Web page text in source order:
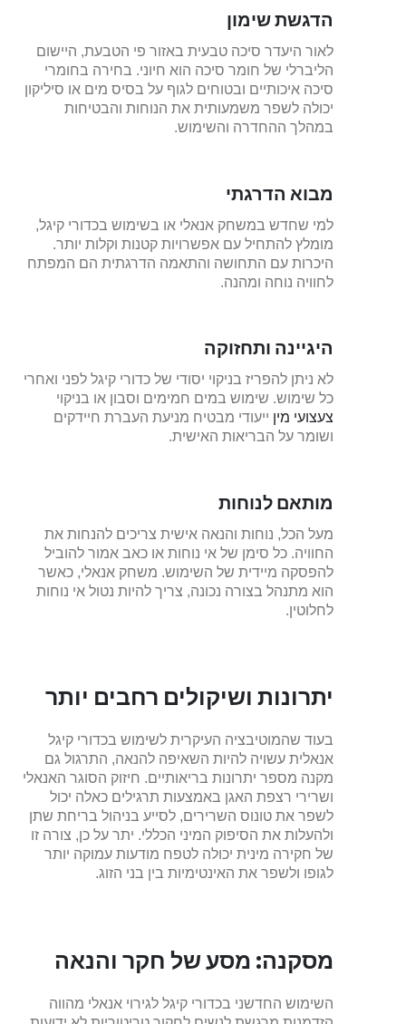
הדגשת שימון
לאור היעדר סיכה טבעית באזור פי הטבעת, היישום
הליברלי של חומר סיכה הוא חיוני. בחירה בחומרי
סיכה איכותיים ובטוחים לגוף על בסיס מים או סיליקון
יכולה לשפר משמעותית את הנוחות והבטיחות
במהלך ההחדרה והשימוש.
מבוא הדרגתי
למי שחדש במשחק אנאלי או בשימוש בכדורי קיגל,
מומלץ להתחיל עם אפשרויות קטנות וקלות יותר.
היכרות עם התחושה והתאמה הדרגתית הם המפתח
לחוויה נוחה ומהנה.
היגיינה ותחזוקה
לא ניתן להפריז בניקוי יסודי של כדורי קיגל לפני ואחרי
כל שימוש. שימוש במים חמימים וסבון או בניקוי
צעצועי מין ייעודי מבטיח מניעת העברת חיידקים
ושומר על הבריאות האישית.
מותאם לנוחות
מעל הכל, נוחות והנאה אישית צריכים להנחות את
החוויה. כל סימן של אי נוחות או כאב אמור להוביל
להפסקה מיידית של השימוש. משחק אנאלי, כאשר
הוא מתנהל בצורה נכונה, צריך להיות נטול אי נוחות
לחלוטין.
יתרונות ושיקולים רחבים יותר
בעוד שהמוטיבציה העיקרית לשימוש בכדורי קיגל
אנאלית עשויה להיות השאיפה להנאה, התרגול גם
מקנה מספר יתרונות בריאותיים. חיזוק הסוגר האנאלי
ושרירי רצפת האגן באמצעות תרגילים כאלה יכול
לשפר את טונוס השרירים, לסייע בניהול בריחת שתן
ולהעלות את הסיפוק המיני הכללי. יתר על כן, צורה זו
של חקירה מינית יכולה לטפח מודעות עמוקה יותר
לגופו ולשפר את האינטימיות בין בני הזוג.
מסקנה: מסע של חקר והנאה
השימוש החדשני בכדורי קיגל לגירוי אנאלי מהווה